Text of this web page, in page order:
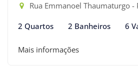
Rua Emmanoel Thaumaturgo - Praia
2 Quartos 2 Banheiros 6
Mais informações